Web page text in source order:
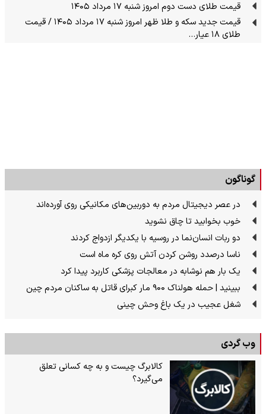
قیمت طلای دست دوم امروز شنبه ۱۷ مرداد ۱۴۰۵
قیمت جدید سکه و طلا ظهر امروز شنبه ۱۷ مرداد ۱۴۰۵ / قیمت
طلای ۱۸ عیار…
گوناگون
در عصر دیجیتال مردم به دوربین‌های مکانیکی روی آورده‌اند
خوب بخوابید تا چاق نشوید
دو ربات انسان‌نما در روسیه با یکدیگر ازدواج کردند
ناسا درصدد روشن کردن آتش روی کره ماه است
یک بار هم نوشابه در معالجات پزشکی کاربرد پیدا کرد
ببینید | حمله هولناک ۹۰۰ مار کبرای قاتل به ساکنان مردم چین
شغل عجیب در یک باغ وحش چینی
وب گردی
کالابرگ چیست و به چه کسانی تعلق
می‌گیرد؟